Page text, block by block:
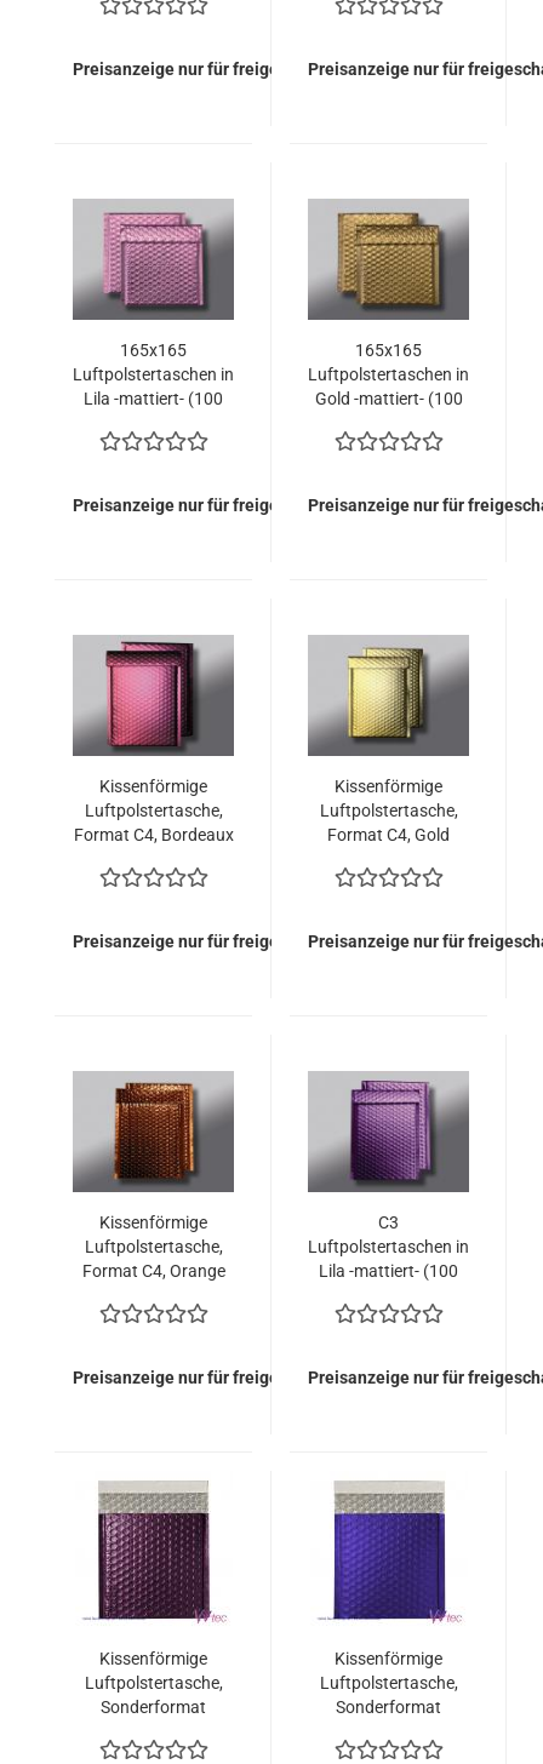
Preisanzeige nur für freigeschaltete Kunden
Euro)
Preisanzeige nur für
165x165
Luftpolstertaschen in
Lila -mattiert- (100
Preisanzeige nur für freigeschaltete Kunden
165x165
Luftpolstertaschen in
Gold -mattiert- (100
Preisanzeige nur für
Kissenförmige
Luftpolstertasche,
Format C4, Bordeaux
149,00 Euro)
Preisanzeige nur für freigeschaltete Kunden
Kissenförmige
Luftpolstertasche,
Format C4, Gold
149,00 Euro)
Preisanzeige nur für
Kissenförmige
Luftpolstertasche,
Format C4, Orange
149,00 Euro)
Preisanzeige nur für freigeschaltete Kunden
C3
Luftpolstertaschen in
Lila -mattiert- (100
Preisanzeige nur für
Kissenförmige
Luftpolstertasche,
Sonderformat
Burgunderrot
Kissenförmige
Luftpolstertasche,
Sonderformat
Dunkelblau